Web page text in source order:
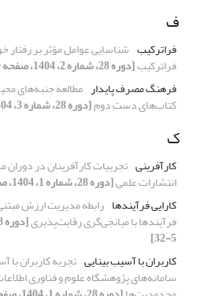
ف
فراترکیب شناسایی عوامل مؤثر بر رفتار
فراترکیب[دوره 28، شماره 2، 1404، صفحه 89-117]
فرهنگ مصرف پایدار مطالعه جنبه‌های
کتاب‌های دست دوم[دوره 28، شماره 3، 1404، صفحه 91-115]
ک
کارآفرینی تجربیات کارآفرینان در
انتشارات علمی[دوره 28، شماره 1، 1404، صفحه 163-192]
کارایی فرآیندها رابطه مدیریت ارزش
فرآیندها با میانجی‌گری رقابت‌پذیری
5-32]
کاربران با آسیب بینایی تجربه کاربران با
سامانه‌های پژوهشگاه علوم و فناوری